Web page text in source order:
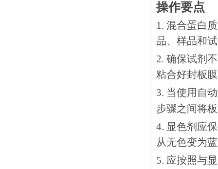
操作要点
1. 混合蛋白
品、样品和
2. 确保试剂
粘合好封板
3. 当使用自
步骤之间将
4. 显色剂应
从无色变为
5. 应按照与